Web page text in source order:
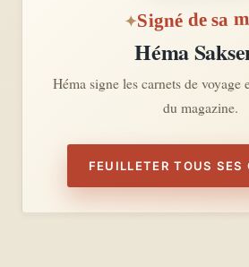
Signé de sa
Héma
Héma signe les carnets de voyage
du magazine.
FEUILLETER TOUS SES